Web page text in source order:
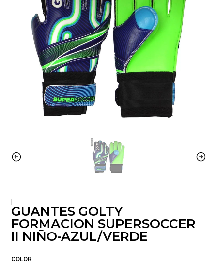
|
GUANTES GOLTY
FORMACION SUPERSOCCER
II NIÑO-AZUL/VERDE
COLOR